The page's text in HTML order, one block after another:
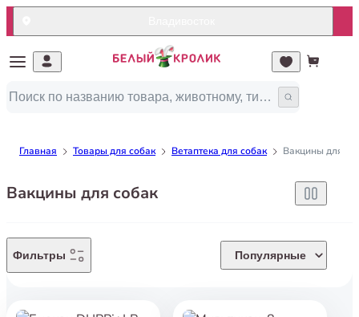
Главная Товары для собак Ветаптека для собак Вакцины для
Вакцины для собак
Фильтры Популярные